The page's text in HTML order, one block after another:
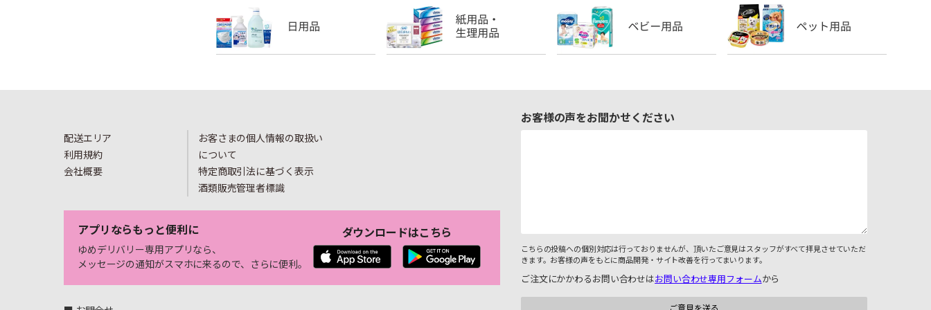
配送エリア
利用規約
会社概要
お客さまの個人情報の取扱い
について
特定商取引法に基づく表示
酒類販売管理者標識
アプリならもっと便利に
ゆめデリバリー専用アプリなら、
メッセージの通知がスマホに来るので、さらに便利。
ダウンロードはこちら
お客様の声をお聞かせください
こちらの投稿への個別対応は行っておりませんが、頂いたご意見はスタッフがすべて拝見させていただ
きます。お客様の声をもとに商品開発・サイト改善を行ってまいります。
ご注文にかかわるお問い合わせはお問い合わせ専用フォームから